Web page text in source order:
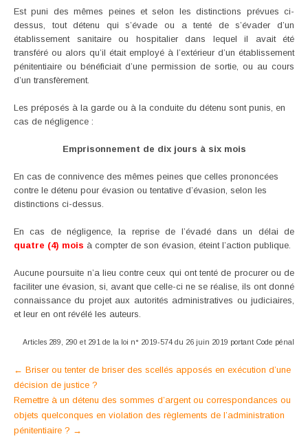
Est puni des mêmes peines et selon les distinctions prévues ci-
dessus, tout détenu qui s’évade ou a tenté de s’évader d’un
établissement sanitaire ou hospitalier dans lequel il avait été
transféré ou alors qu’il était employé à l’extérieur d’un établissement
pénitentiaire ou bénéficiait d’une permission de sortie, ou au cours
d’un transfèrement.
Les préposés à la garde ou à la conduite du détenu sont punis, en
cas de négligence :
Emprisonnement de dix jours à six mois
En cas de connivence des mêmes peines que celles prononcées
contre le détenu pour évasion ou tentative d’évasion, selon les
distinctions ci-dessus.
En cas de négligence, la reprise de l’évadé dans un délai de
quatre (4) mois à compter de son évasion, éteint l’action publique.
Aucune poursuite n’a lieu contre ceux qui ont tenté de procurer ou de
faciliter une évasion, si, avant que celle-ci ne se réalise, ils ont donné
connaissance du projet aux autorités administratives ou judiciaires,
et leur en ont révélé les auteurs.
Articles 289, 290 et 291 de la loi n° 2019-574 du 26 juin 2019 portant Code pénal
Post
navigation
← Briser ou tenter de briser des scellés apposés en exécution d’une
décision de justice ?
Remettre à un détenu des sommes d’argent ou correspondances ou
objets quelconques en violation des règlements de l’administration
pénitentiaire ? →